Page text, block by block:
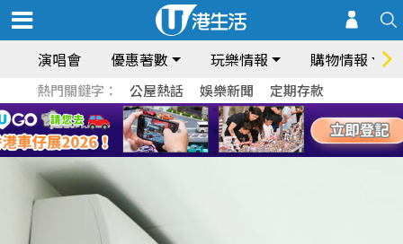
演唱會 優惠著數 玩樂情報 購物情報
熱門關鍵字： 公屋熱話 娛樂新聞 定期存款